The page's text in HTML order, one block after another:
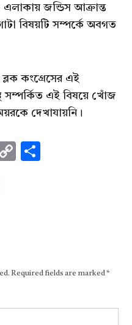
এলাকায় জন্ডিস আক্রান্ত
বিষয়টি সম্পর্কে অবগত
কংগ্রেসের এই
সম্পর্কিত এই বিষয়ে খোঁজ
দেখাযায়নি।
PrintCopy
Required fields are marked*